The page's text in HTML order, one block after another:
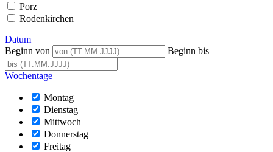
Porz
Rodenkirchen
Datum
Beginn von
Beginn bis
Wochentage
Montag
Dienstag
Mittwoch
Donnerstag
Freitag